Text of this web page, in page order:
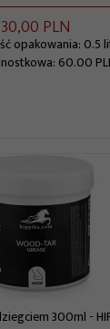
30,00 PLN
opakowania: 0.5
60.00
300ml -